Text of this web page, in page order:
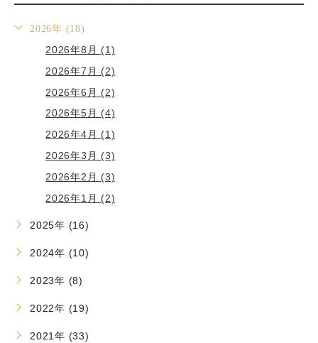
2026年 (18)
2026年8月 (1)
2026年7月 (2)
2026年6月 (2)
2026年5月 (4)
2026年4月 (1)
2026年3月 (3)
2026年2月 (3)
2026年1月 (2)
2025年 (16)
2024年 (10)
2023年 (8)
2022年 (19)
2021年 (33)